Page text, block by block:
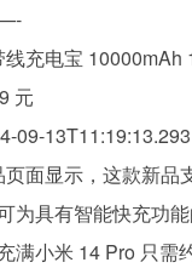
充电宝 10000mAh
元
09-13T11:19:13.293
面显示，这款新品
为具有智能快充功
满小米 14 Pro 只需